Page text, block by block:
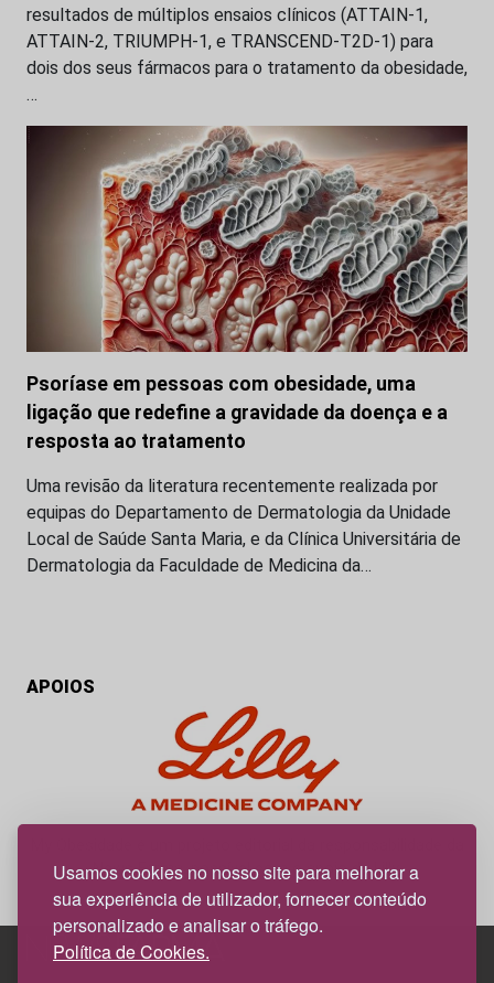
Usamos cookies no nosso site para melhorar a
sua experiência de utilizador, fornecer conteúdo
personalizado e analisar o tráfego.
Política de Cookies.
resultados de múltiplos ensaios clínicos (ATTAIN-1,
ATTAIN-2, TRIUMPH-1, e TRANSCEND-T2D-1) para
dois dos seus fármacos para o tratamento da obesidade,
…
Psoríase em pessoas com obesidade, uma
ligação que redefine a gravidade da doença e a
resposta ao tratamento
Uma revisão da literatura recentemente realizada por
equipas do Departamento de Dermatologia da Unidade
Local de Saúde Santa Maria, e da Clínica Universitária de
Dermatologia da Faculdade de Medicina da…
APOIOS
News Farma, possível com o apoio da Lilly.